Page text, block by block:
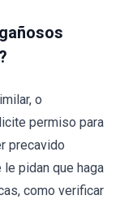
o
permiso para
precavido
pidan que haga
como verificar